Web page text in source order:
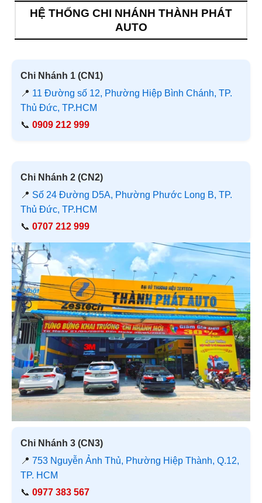
HỆ THỐNG CHI NHÁNH THÀNH PHÁT
AUTO
Chi Nhánh 1 (CN1)
📍 11 Đường số 12, Phường Hiệp Bình Chánh, TP.
Thủ Đức, TP.HCM
📞 0909 212 999
Chi Nhánh 2 (CN2)
📍 Số 24 Đường D5A, Phường Phước Long B, TP.
Thủ Đức, TP.HCM
📞 0707 212 999
Chi Nhánh 3 (CN3)
📍 753 Nguyễn Ảnh Thủ, Phường Hiệp Thành, Q.12,
TP. HCM
📞 0977 383 567